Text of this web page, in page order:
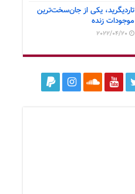
تاردیگرید، یکی از جان‌سخت‌ترین
موجودات زنده
2022/04/20